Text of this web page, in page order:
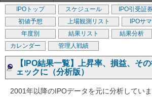
IPOトップ スケジュール
IPO引受証
初値予想
上場観測リスト
IPOサ
年度別
結果リスト 結果分析
カレンダー
管理人戦績
【IPO結果一覧】上昇率、損益、そ
ェックに（分析版）
2001年以降のIPOデータを元に分析していま